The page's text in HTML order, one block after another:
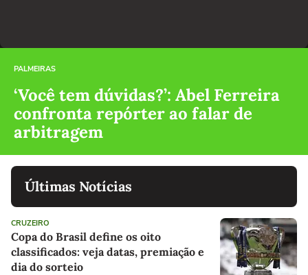
PALMEIRAS
‘Você tem dúvidas?’: Abel Ferreira
confronta repórter ao falar de
arbitragem
Últimas Notícias
CRUZEIRO
Copa do Brasil define os oito
classificados: veja datas, premiação e
dia do sorteio